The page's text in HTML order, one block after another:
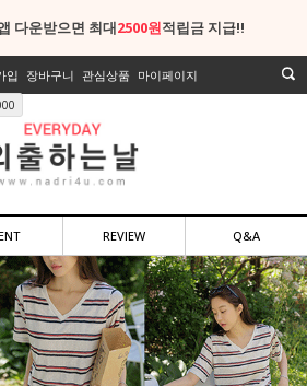
다운받으면 최대2500원적립금 지급!!
입 장바구니 관심상품 마이페이지
REVIEW Q&A